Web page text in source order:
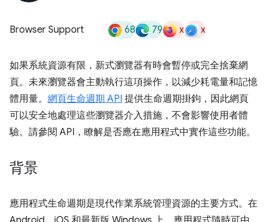
Browser Support 68 79 x x
如果系統資源有限，新式瀏覽器有時會暫停或完全捨棄網
頁。未來瀏覽器會主動執行這項操作，以減少耗電量和記憶
體用量。 網頁生命週期 API 提供生命週期掛鉤，因此網頁
可以安全地處理這些瀏覽器介入措施，不會影響使用者體
驗。請參閱 API，瞭解是否應在應用程式中實作這些功能。
背景
應用程式生命週期是現代作業系統管理資源的主要方式。在